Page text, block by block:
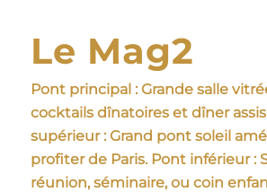
Le Mag2
Pont principal : Grande salle
cocktails dînatoires et dîner
supérieur : Grand pont soleil
profiter de Paris. Pont inférieur :
réunion, séminaire, ou coin